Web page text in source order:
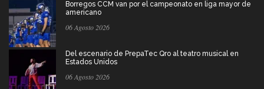
Borregos CCM van por el campeonato en liga mayor de
americano
06 Agosto 2026
Del escenario de PrepaTec Qro al teatro musical en
Estados Unidos
06 Agosto 2026